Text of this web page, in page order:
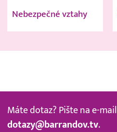
Nebezpečné vztahy
Máte dotaz? Pište na e-mail
dotazy@barrandov.tv.